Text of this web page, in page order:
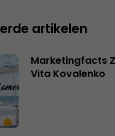
artikelen
Marketingfacts
Vita Kovalenko